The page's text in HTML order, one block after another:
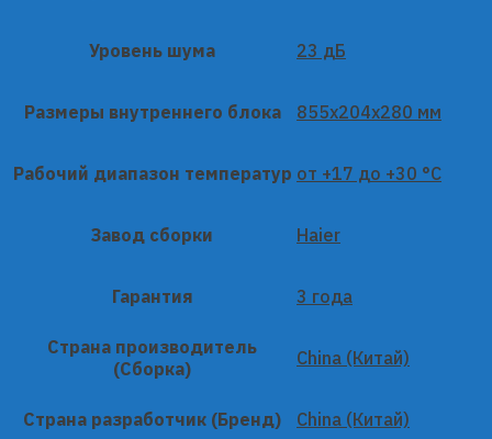
Уровень шума 23 дБ
Размеры внутреннего блока 855х204х280 мм
Рабочий диапазон температур от +17 до +30 °C
Завод сборки Haier
Гарантия 3 года
Страна производитель
(Сборка)
China (Китай)
Страна разработчик (Бренд) China (Китай)